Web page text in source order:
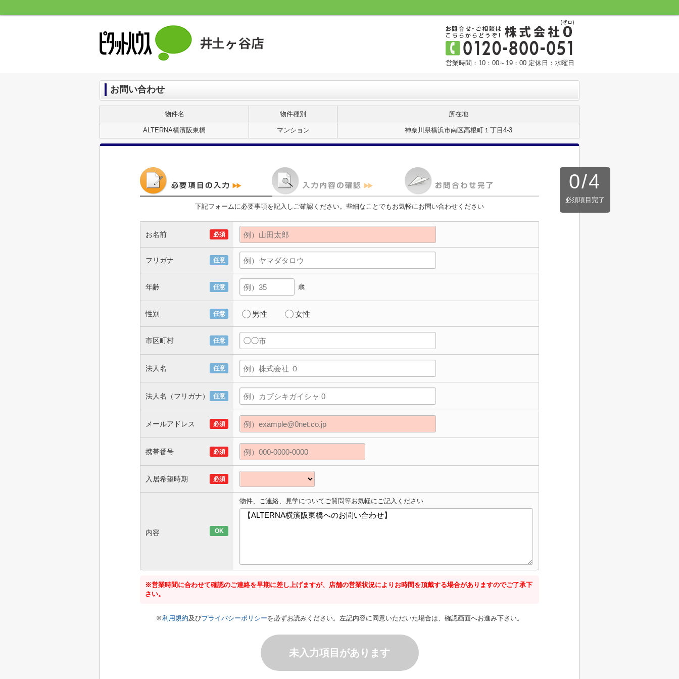
営業時間：10：00～19：00 定休日：水曜日
お問い合わせ
物件名 物件種別 所在地
ALTERNA横濱阪東橋 マンション 神奈川県横浜市南区高根町１丁目4-3
0/4
必須項目完了
下記フォームに必要事項を記入しご確認ください。些細なことでもお気軽にお問い合わせください
お名前 必須
フリガナ 任意
年齢 任意 歳
性別 任意 男性 女性
市区町村 任意
法人名 任意
法人名（フリガナ） 任意
メールアドレス 必須
携帯番号 必須
入居希望時期 必須
内容 OK
物件、ご連絡、見学についてご質問等お気軽にご記入ください
※営業時間に合わせて確認のご連絡を早期に差し上げますが、店舗の営業状況によりお時間を頂戴する場合がありますのでご了承下
さい。
※利用規約及びプライバシーポリシーを必ずお読みください。左記内容に同意いただいた場合は、確認画面へお進み下さい。
未入力項目があります